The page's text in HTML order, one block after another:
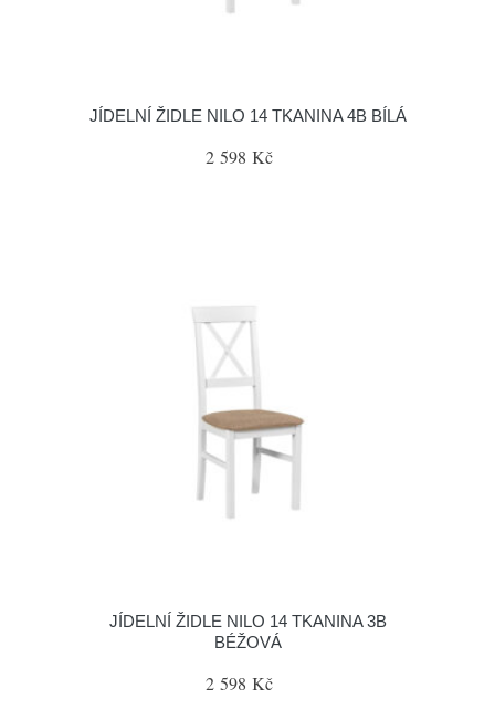
JÍDELNÍ ŽIDLE NILO 14 TKANINA 4B BÍLÁ
2 598 Kč
JÍDELNÍ ŽIDLE NILO 14 TKANINA 3B
BÉŽOVÁ
2 598 Kč